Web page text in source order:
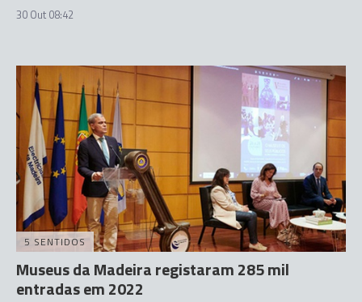
30 Out 08:42
5 SENTIDOS
Museus da Madeira registaram 285 mil
entradas em 2022